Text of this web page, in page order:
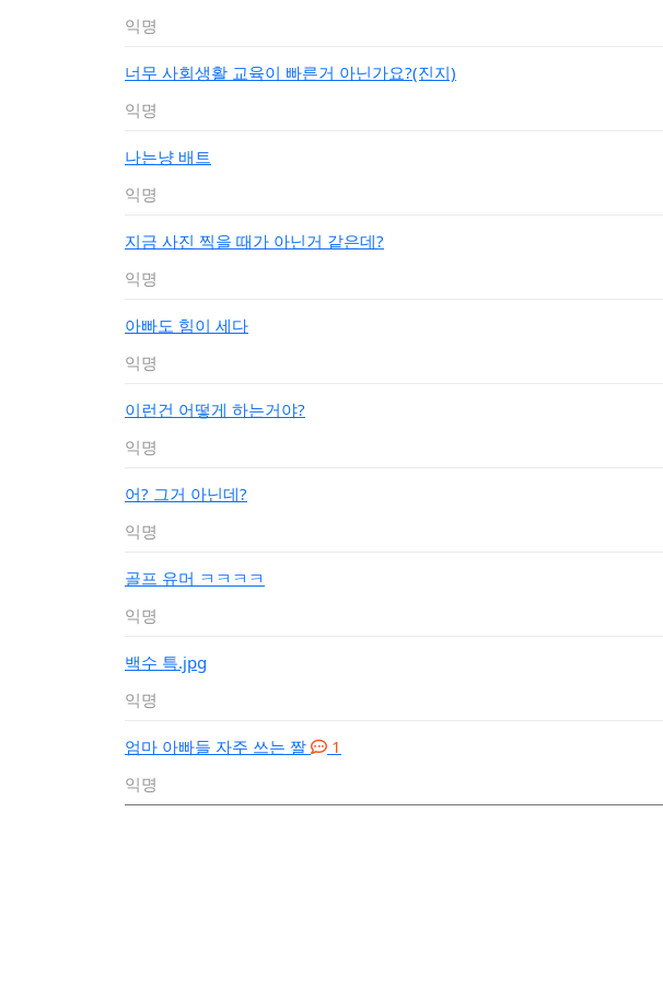
익명
너무 사회생활 교육이 빠른거 아닌가요?(진지)
익명
나는냥 배트
익명
지금 사진 찍을 때가 아닌거 같은데?
익명
아빠도 힘이 세다
익명
이런건 어떻게 하는거야?
익명
어? 그거 아닌데?
익명
골프 유머 ㅋㅋㅋㅋ
익명
백수 특.jpg
익명
엄마 아빠들 자주 쓰는 짤
1
익명